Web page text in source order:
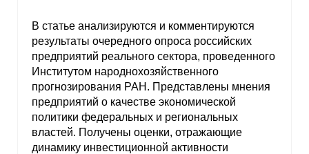
Inforum
Ученый совет
Материалы
О совете
В статье анализируются и комментируются
результаты очередного опроса российских
предприятий реального сектора, проведенного
Институтом народнохозяйственного
прогнозирования РАН. Представлены мнения
предприятий о качестве экономической
политики федеральных и региональных
властей. Получены оценки, отражающие
динамику инвестиционной активности